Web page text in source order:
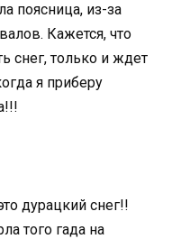
поясница, из-за
Кажется, что
снег, только и ждет
я приберу
дурацкий снег!!
того гада на